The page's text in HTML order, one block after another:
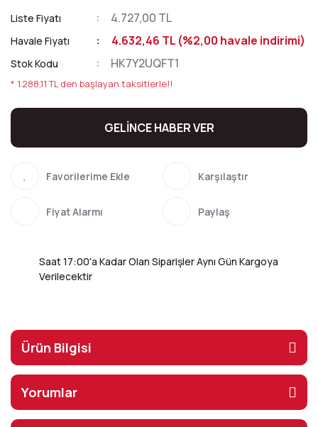
Liste Fiyatı 4.727,00 TL
Havale Fiyatı 4.632,46 TL (%2,00 havale indirimi)
Stok Kodu HK7Y2UQFT1
* 1.288,11 TL den başlayan taksitlerle!!
GELİNCE HABER VER
Karşılaştır
Fiyat Alarmı Paylaş
Saat 17:00'a Kadar Olan Siparişler Aynı Gün Kargoya
Verilecektir
Ürün Bilgisi
Yorumlar